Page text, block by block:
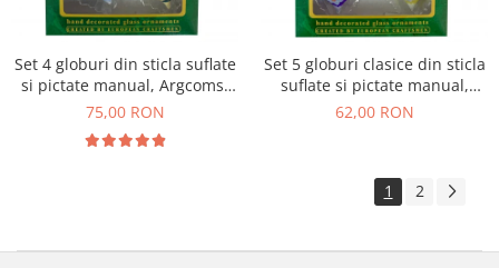
Set 4 globuri din sticla suflate
si pictate manual, Argcoms,
Fabrica lui Mos Craciun,
70 mm, Ovale
75,00 RON
Set 5 globuri clasice din sticla
suflate si pictate manual,
Argcoms, Fabrica lui Mos
62,00 RON
1 2